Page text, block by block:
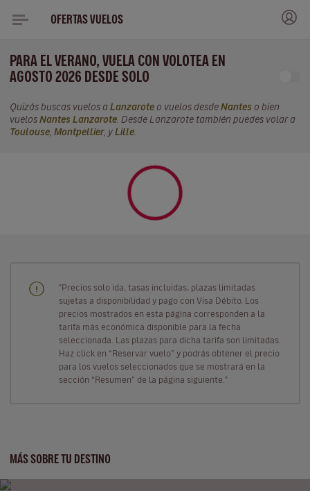
OFERTAS VUELOS
PARA EL VERANO, VUELA CON VOLOTEA EN
AGOSTO 2026 DESDE SOLO
Quizás buscas vuelos a Lanzarote o vuelos desde Nantes o bien
vuelos Nantes Lanzarote . Desde Lanzarote también puedes volar a
Toulouse Montpellier, y Lille
"Precios solo ida, tasas incluidas, plazas limitadas
sujetas a disponibilidad y pago con Visa Débito. Los
precios mostrados en esta página corresponden a la
tarifa más económica disponible para la fecha
seleccionada. Las plazas para dicha tarifa son limitadas.
Haz click en “Reservar vuelo” y podrás obtener el precio
para los vuelos seleccionados que se mostrará en la
sección “Resumen” de la página siguiente."
MÁS SOBRE TU DESTINO